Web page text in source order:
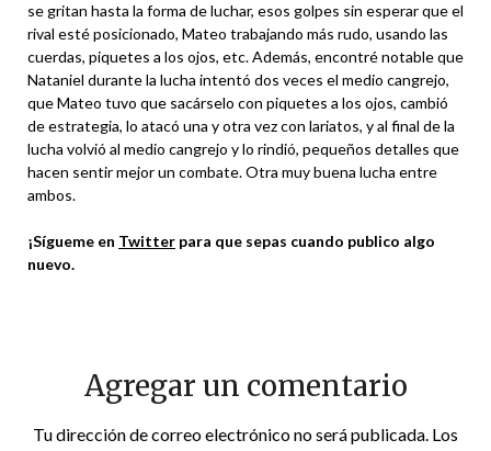
se gritan hasta la forma de luchar, esos golpes sin esperar que el
rival esté posicionado, Mateo trabajando más rudo, usando las
cuerdas, piquetes a los ojos, etc. Además, encontré notable que
Nataniel durante la lucha intentó dos veces el medio cangrejo,
que Mateo tuvo que sacárselo con piquetes a los ojos, cambió
de estrategia, lo atacó una y otra vez con lariatos, y al final de la
lucha volvió al medio cangrejo y lo rindió, pequeños detalles que
hacen sentir mejor un combate. Otra muy buena lucha entre
ambos.
¡Sígueme en Twitter para que sepas cuando publico algo
nuevo.
Agregar un comentario
Tu dirección de correo electrónico no será publicada. Los